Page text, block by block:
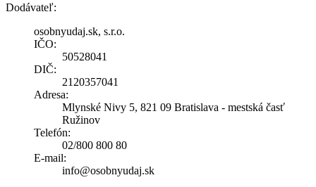
Dodávateľ:
osobnyudaj.sk, s.r.o.
IČO:
50528041
DIČ:
2120357041
Adresa:
Mlynské Nivy 5, 821 09 Bratislava - mestská časť
Ružinov
Telefón:
02/800 800 80
E-mail:
info@osobnyudaj.sk